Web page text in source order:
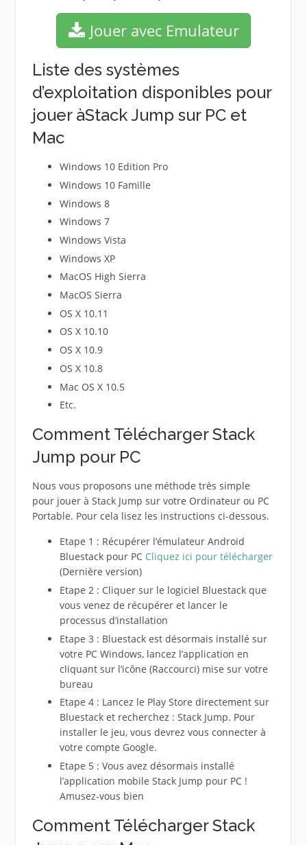
Jouer avec Emulateur
Liste des systèmes
d’exploitation disponibles pour
jouer àStack Jump sur PC et
Mac
Windows 10 Edition Pro
Windows 10 Famille
Windows 8
Windows 7
Windows Vista
Windows XP
MacOS High Sierra
MacOS Sierra
OS X 10.11
OS X 10.10
OS X 10.9
OS X 10.8
Mac OS X 10.5
Etc.
Comment Télécharger Stack
Jump pour PC
Nous vous proposons une méthode très simple
pour jouer à Stack Jump sur votre Ordinateur ou PC
Portable. Pour cela lisez les instructions ci-dessous.
Etape 1 : Récupérer l’émulateur Android
Bluestack pour PC Cliquez ici pour télécharger
(Dernière version)
Etape 2 : Cliquer sur le logiciel Bluestack que
vous venez de récupérer et lancer le
processus d’installation
Etape 3 : Bluestack est désormais installé sur
votre PC Windows, lancez l’application en
cliquant sur l’icône (Raccourci) mise sur votre
bureau
Etape 4 : Lancez le Play Store directement sur
Bluestack et recherchez : Stack Jump. Pour
installer le jeu, vous devrez vous connecter à
votre compte Google.
Etape 5 : Vous avez désormais installé
l’application mobile Stack Jump pour PC !
Amusez-vous bien
Comment Télécharger Stack